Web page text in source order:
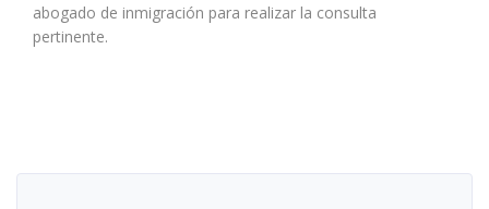
abogado de inmigración para realizar la consulta
pertinente.